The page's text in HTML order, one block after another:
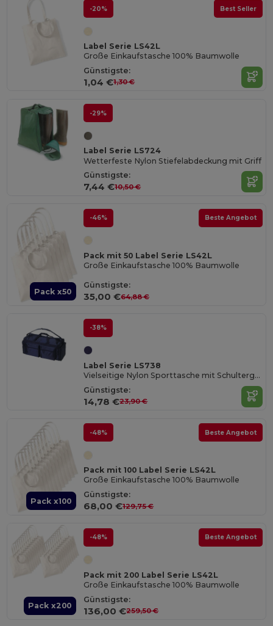
-20% Best Seller
Label Serie LS42L
Große Einkaufstasche 100% Baumwolle
Günstigste:
1,04 €1,30 €
-29%
Label Serie LS724
Wetterfeste Nylon Stiefelabdeckung mit Griff
Günstigste:
7,44 €10,50 €
Pack x50
-46% Beste Angebot
Pack mit 50 Label Serie LS42L
Große Einkaufstasche 100% Baumwolle
Günstigste:
35,00 €64,88 €
-38%
Label Serie LS738
Vielseitige Nylon Sporttasche mit Schultergurt
Günstigste:
14,78 €23,90 €
Pack x100
-48% Beste Angebot
Pack mit 100 Label Serie LS42L
Große Einkaufstasche 100% Baumwolle
Günstigste:
68,00 €129,75 €
Pack x200
-48% Beste Angebot
Pack mit 200 Label Serie LS42L
Große Einkaufstasche 100% Baumwolle
Günstigste:
136,00 €259,50 €